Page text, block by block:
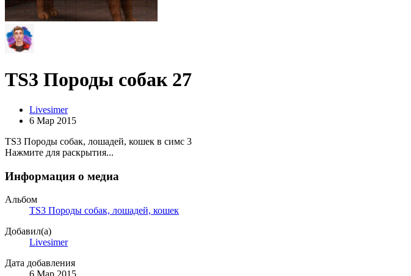
TS3 Породы собак 27
Livesimer
6 Мар 2015
TS3 Породы собак, лошадей, кошек в симс 3
Нажмите для раскрытия...
Информация о медиа
Альбом
TS3 Породы собак, лошадей, кошек
Добавил(а)
Livesimer
Дата добавления